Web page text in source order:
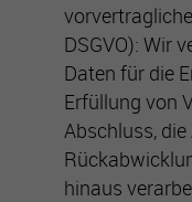
DSGVO): Wir
Daten für die
Erfüllung von
Abschluss,
hinaus
werden. Daher
wenn Sie uns Ihre
Verarbeitung Ihrer
den USA: Indem Sie
Cookies und
zugleich gemäß Art.
Daten in den USA
Europäischen
Standards